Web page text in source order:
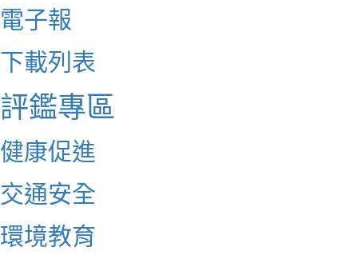
電子報
下載列表
評鑑專區
健康促進
交通安全
環境教育